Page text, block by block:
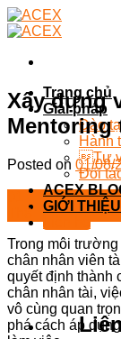
Skip
to
Trang chủ
Giải pháp
Đào
Hành
Tư
Đối
ACEX
GIỚI THIỆU
Xây dựng
Mentoring
Posted on 01/08/
Th8
Trong môi
chân nhân viên
quyết định thành
chân nhân tài,
vô cùng quan
phá cách áp